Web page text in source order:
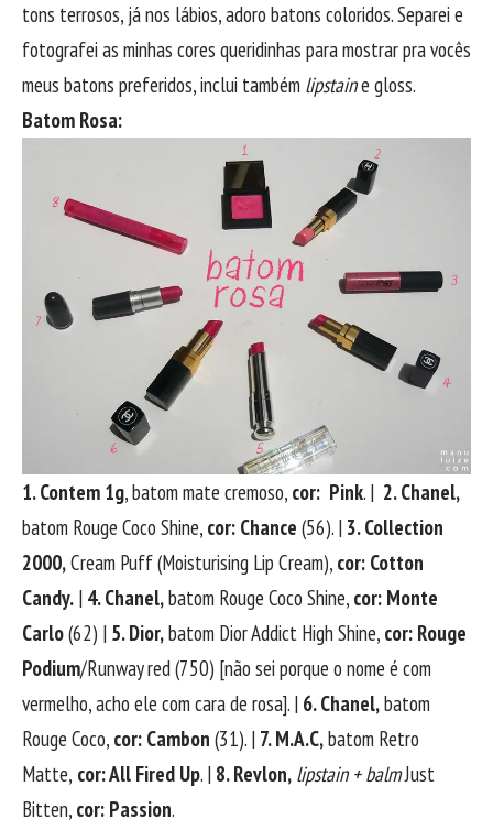
tons terrosos, já nos lábios, adoro batons coloridos. Separei e
fotografei as minhas cores queridinhas para mostrar pra vocês
meus batons preferidos, inclui também lipstaine gloss.
Batom Rosa:
1. Contem 1g, batom mate cremoso, cor: Pink. | 2. Chanel,
batom Rouge Coco Shine, cor: Chance (56). | 3. Collection
2000,Cream Puff (Moisturising Lip Cream), cor: Cotton
Candy. | 4. Chanel,batom Rouge Coco Shine, cor: Monte
Carlo(62) | 5. Dior,batom Dior Addict High Shine, cor: Rouge
Podium/Runway red (750) [não sei porque o nome é com
vermelho, acho ele com cara de rosa]. | 6. Chanel,batom
Rouge Coco, cor: Cambon (31). | 7. M.A.C,batom Retro
Matte, cor: All Fired Up. | 8. Revlon, lipstain + balmJust
Bitten, cor: Passion.